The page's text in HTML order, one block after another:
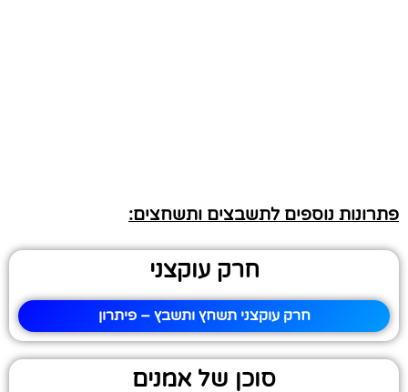
פתרונות נוספים לתשבצים ותשחצים:
חרק עוקצני
חרק עוקצני תשחץ ותשבץ – פיתרון
סוכן של אמנים